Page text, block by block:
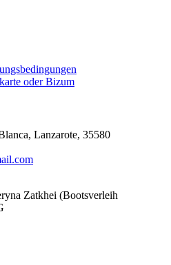
oder Bizum
Lanzarote, 35580
Zatkhei (Bootsverleih